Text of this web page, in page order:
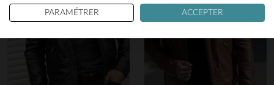
PARAMÉTRER ACCEPTER